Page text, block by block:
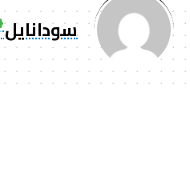
سودانايل